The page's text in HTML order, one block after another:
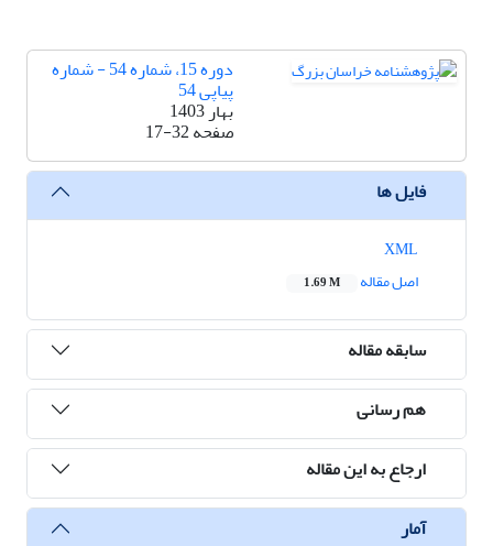
دوره 15، شماره 54 - شماره
پیاپی 54
بهار 1403
صفحه17-32
فایل ها
اصل مقاله
1.69 M
سابقه مقاله
هم رسانی
ارجاع به این مقاله
آمار